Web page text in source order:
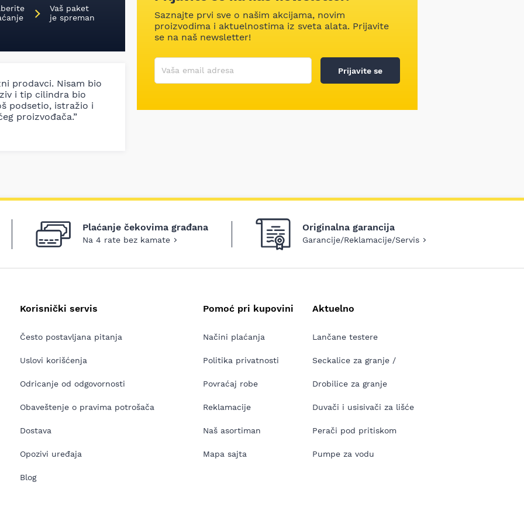
Vaš paket
je spreman
prodavci. Nisam bio
i tip cilindra bio
podsetio, istražio i
proizvođača.”
Saznajte prvi sve o našim akcijama, novim
proizvodima i aktuelnostima iz sveta alata. Prijavite
se na naš newsletter!
Korisničko ime
Vaša email adresa
Prijavite se
Plaćanje čekovima građana
Na 4 rate bez kamate
Originalna garancija
Garancije/Reklamacije/Servis
Korisnički servis
Često postavljana pitanja
Uslovi korišćenja
Odricanje od odgovornosti
Obaveštenje o pravima potrošača
Dostava
Opozivi uređaja
Blog
Pomoć pri kupovini
Načini plaćanja
Politika privatnosti
Povraćaj robe
Reklamacije
Naš asortiman
Mapa sajta
Aktuelno
Lančane testere
Seckalice za granje /
Drobilice za granje
Duvači i usisivači za lišće
Perači pod pritiskom
Pumpe za vodu